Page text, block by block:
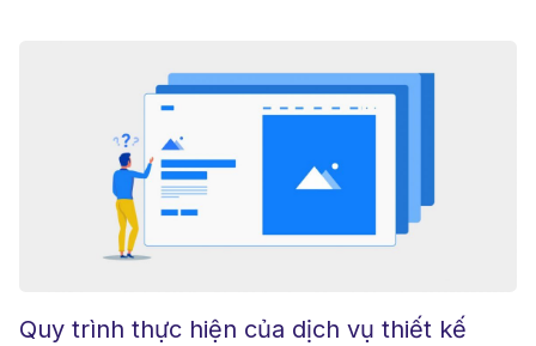
Quy trình thực hiện của dịch vụ thiết kế